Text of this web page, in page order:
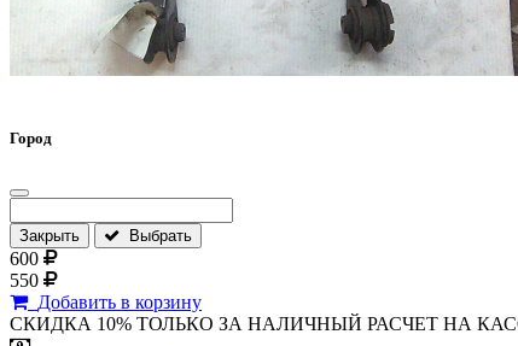
Город
Закрыть Выбрать
600
550
Добавить в корзину
СКИДКА 10% ТОЛЬКО ЗА НАЛИЧНЫЙ РАСЧЕТ НА КАССЕ